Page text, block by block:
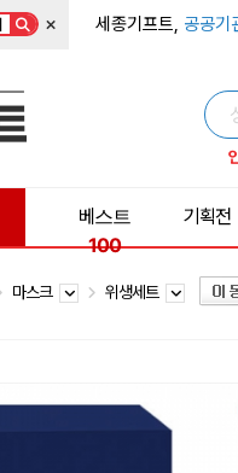
× 세종기프트, 공공기
베스트
100
기획전
마스크 위생세트